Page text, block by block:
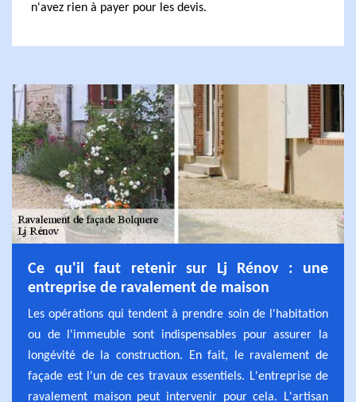
n'avez rien à payer pour les devis.
Ce qu'il faut retenir sur Lj Rénov : une
entreprise de ravalement de maison
Les opérations qui tendent à prendre soin de l'habitation
ou de l'immeuble sont indispensables pour assurer la
longévité de la construction. En fait, le ravalement de
façade est l'un de ces travaux essentiels. L'entreprise de
ravalement maison peut intervenir pour cela. L'artisan